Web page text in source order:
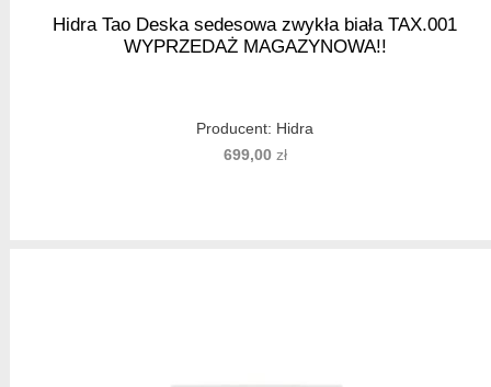
Hidra Tao Deska sedesowa zwykła biała TAX.001
WYPRZEDAŻ MAGAZYNOWA!!
Producent: Hidra
699,00zł